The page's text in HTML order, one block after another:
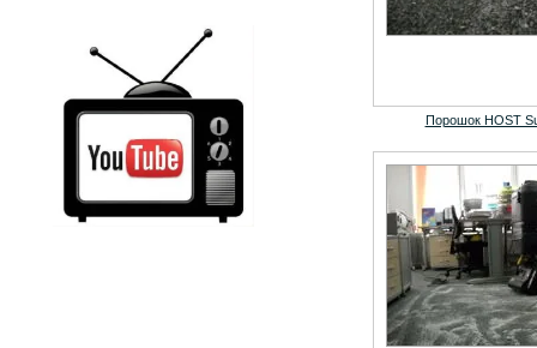
Порошок HOST